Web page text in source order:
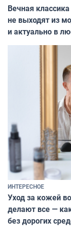
Вечная
не выходят из
и актуально в
ИНТЕРЕСНОЕ
Уход за кожей
делают все —
без дорогих